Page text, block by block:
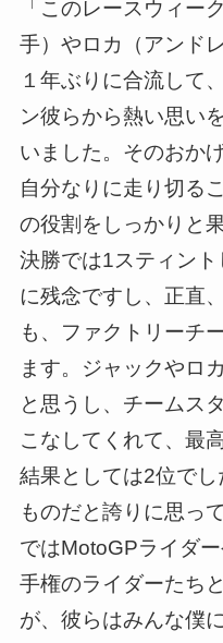
「このレースウィー
手）やロカ（アンド
１年ぶりに合流して
ン彼らから熱い思い
いました。そのおか
自分なりに走り切る
の役割をしっかりと
決勝では1スティン
に残念ですし、正直
も、ファクトリーチ
ます。ジャックやロ
と思うし、チームス
こなしてくれて、最
結果としては2位で
ものだと誇りに思っ
ではMotoGPライダ
手権のライダーたち
が、彼らはみんな僕